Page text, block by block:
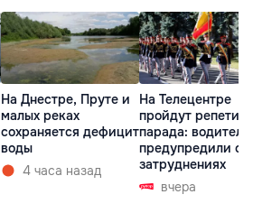
На Днестре, Пруте и
малых реках
сохраняется дефицит
воды
4 часа назад
На Телецентре
пройдут
парада:
предупредили о
затруднениях
вчера